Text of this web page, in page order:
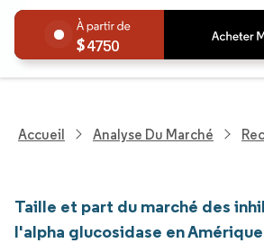
4750
Accueil Analyse Du Marché
Taille et part du marché des
l'alpha glucosidase en